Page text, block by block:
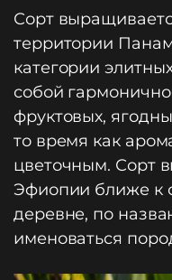
Сорт
территории
категории
собой
фруктовых,
то время как
цветочным. Сорт
Эфиопии ближе к
деревне, по
именоваться